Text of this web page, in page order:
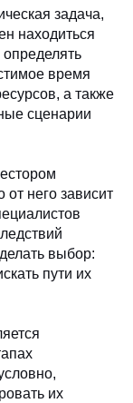
задача,
находиться
время
а также
сценарии
от него зависит
выбор:
пути их
их